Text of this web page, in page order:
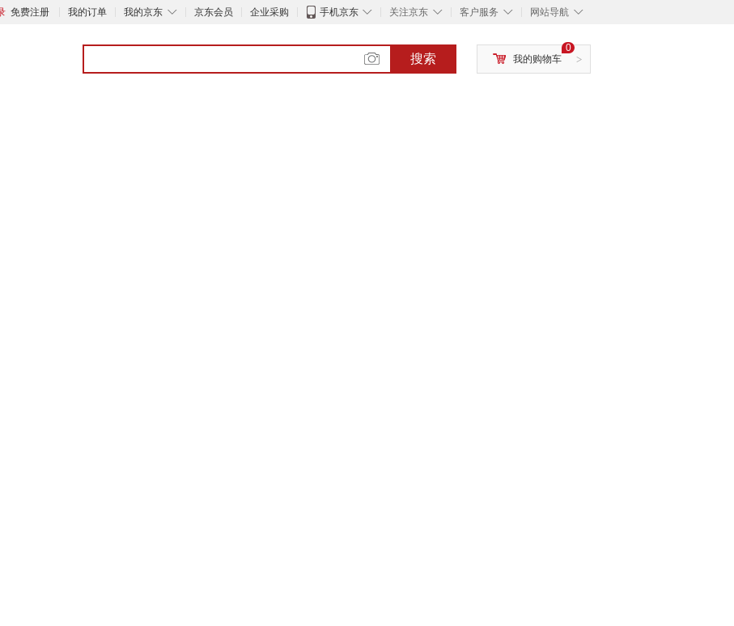
免费注册 我的订单 ◇
我的京东 京东会员 企业采购 ◇
手机京东 ◇
关注京东 ◇
客户服务 ◇
网站导航
搜索 >
0
我的购物车